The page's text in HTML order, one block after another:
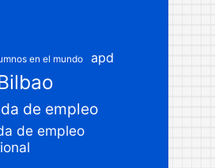
en el mundo apd
de empleo
de empleo